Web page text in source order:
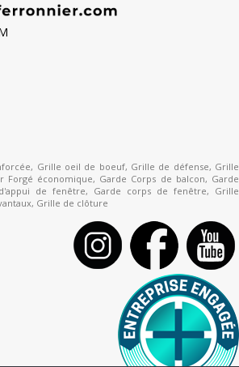
, Grille oeil de boeuf, Grille de défense, Grille
Forgé économique, Garde Corps de balcon, Garde
de fenêtre, Garde corps de fenêtre, Grille
, Grille de clôture